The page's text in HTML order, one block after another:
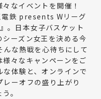
なイベントを開催！
鉄 presents Wリーグ
。日本女子バスケット
ーズン女王を決める今
んな熱戦を心待ちにして
々なキャンペーンをご
体験と、オンラインで
ーオフの盛り上がり
。